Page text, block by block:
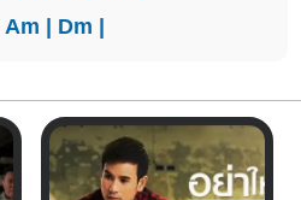
Am | Dm |